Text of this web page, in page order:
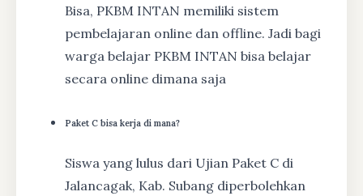
Bisa, PKBM INTAN memiliki sistem
pembelajaran online dan offline. Jadi bagi
warga belajar PKBM INTAN bisa belajar
secara online dimana saja
Paket C bisa kerja di mana?
Siswa yang lulus dari Ujian Paket C di
Jalancagak, Kab. Subang diperbolehkan